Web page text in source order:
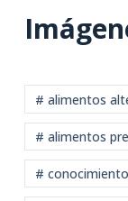
# alimentos
# alimentos
#